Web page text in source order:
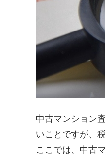
中古マンション
いことですが、
ここでは、中古